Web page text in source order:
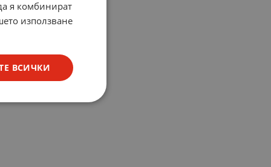
я комбинират
използване
ВСИЧКИ